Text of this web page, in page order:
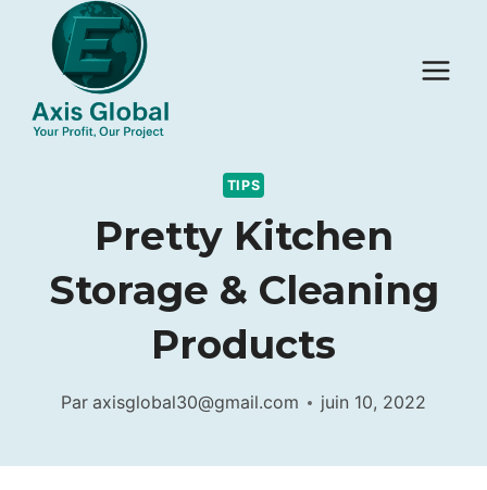
contenu
TIPS
Pretty Kitchen
Storage & Cleaning
Products
Par axisglobal30@gmail.com juin 10, 2022